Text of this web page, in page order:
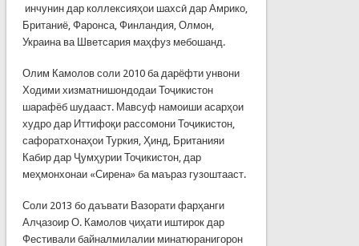
инчунин дар коллексияҳои шахсӣ дар Амрико,
Британиё, Фаронса, Финландия, Олмон,
Украина ва Шветсария маҳфуз мебошанд.
Олим Камолов соли 2010 ба дарёфти унвони
Ходими хизматнишондодаи Тоҷикистон
шарафёб шудааст. Мавсуф намоиши асарҳои
худро дар Иттифоқи рассомони Тоҷикистон,
сафоратхонаҳои Туркия, Ҳинд, Британияи
Кабир дар Ҷумҳурии Тоҷикистон, дар
меҳмонхонаи «Сирена» ба маъраз гузоштааст.
Соли 2013 бо даъвати Вазорати фарҳанги
Алҷазоир О. Камолов ҷиҳати иштирок дар
Фестивали байналмилалии минатюранигорон